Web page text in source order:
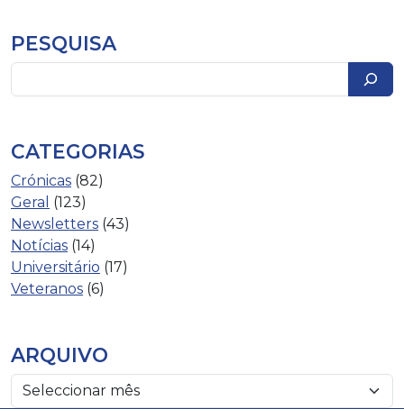
PESQUISA
CATEGORIAS
Crónicas (82)
Geral (123)
Newsletters (43)
Notícias (14)
Universitário (17)
Veteranos (6)
ARQUIVO